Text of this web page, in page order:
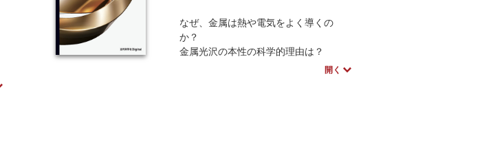
ります。
こととしました。
本書は、パワー応用からエレクトロニ
クス応用まで、超伝導技術のほぼ全域
を網羅しているため、内容をより深く
なぜ、金属は熱や電気をよく導くの
か？
金属光沢の本性の科学的理由は？
開く